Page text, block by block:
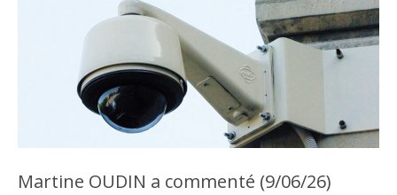
Martine OUDIN a commenté (9/06/26)